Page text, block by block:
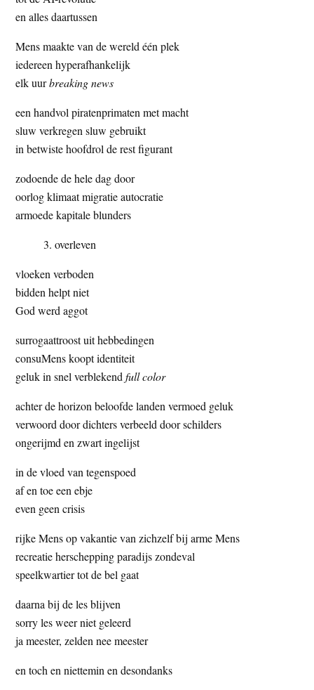
en alles daartussen
Mens maakte van de wereld één plek
iedereen hyperafhankelijk
elk uurbreaking news
een handvol piratenprimaten met macht
sluw verkregen sluw gebruikt
in betwiste hoofdrol de rest figurant
zodoende de hele dag door
oorlog klimaat migratie autocratie
armoede kapitale blunders
overleven
vloeken verboden
bidden helpt niet
God werd aggot
surrogaattroost uit hebbedingen
consuMens koopt identiteit
geluk in snel verblekendfull color
achter de horizon beloofde landen vermoed geluk
verwoord door dichters verbeeld door schilders
ongerijmd en zwart ingelijst
in de vloed van tegenspoed
af en toe een ebje
even geen crisis
rijke Mens op vakantie van zichzelf bij arme Mens
recreatie herschepping paradijs zondeval
speelkwartier tot de bel gaat
daarna bij de les blijven
sorry les weer niet geleerd
ja meester, zelden nee meester
en toch en niettemin en desondanks